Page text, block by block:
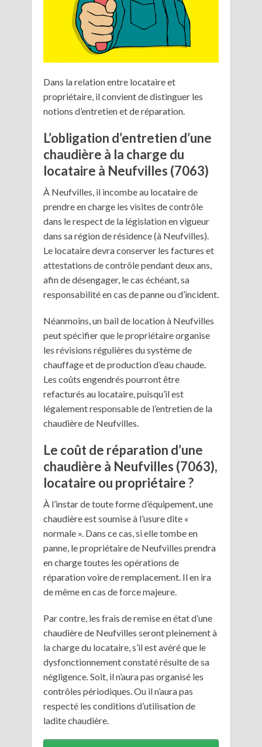
Dans la relation entre locataire et
propriétaire, il convient de distinguer les
notions d’entretien et de réparation.
L’obligation d’entretien d’une
chaudière à la charge du
locataire à Neufvilles (7063)
À Neufvilles, il incombe au locataire de
prendre en charge les visites de contrôle
dans le respect de la législation en vigueur
dans sa région de résidence (à Neufvilles).
Le locataire devra conserver les factures et
attestations de contrôle pendant deux ans,
afin de désengager, le cas échéant, sa
responsabilité en cas de panne ou d’incident.
Néanmoins, un bail de location à Neufvilles
peut spécifier que le propriétaire organise
les révisions régulières du système de
chauffage et de production d’eau chaude.
Les coûts engendrés pourront être
refacturés au locataire, puisqu’il est
légalement responsable de l’entretien de la
chaudière de Neufvilles.
Le coût de réparation d’une
chaudière à Neufvilles (7063),
locataire ou propriétaire ?
À l’instar de toute forme d’équipement, une
chaudière est soumise à l’usure dite «
normale ». Dans ce cas, si elle tombe en
panne, le propriétaire de Neufvilles prendra
en charge toutes les opérations de
réparation voire de remplacement. Il en ira
de même en cas de force majeure.
Par contre, les frais de remise en état d’une
chaudière de Neufvilles seront pleinement à
la charge du locataire, s’il est avéré que le
dysfonctionnement constaté résulte de sa
négligence. Soit, il n’aura pas organisé les
contrôles périodiques. Ou il n’aura pas
respecté les conditions d’utilisation de
ladite chaudière.